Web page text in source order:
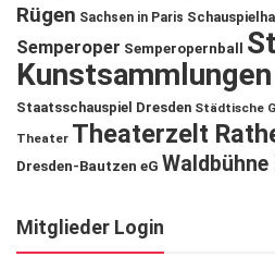
Rügen Sachsen in Paris
Semperoper Semperopernball
Staatsschauspiel Dresden Städtische
Theater Theaterzelt
Dresden-Bautzen eG Waldbühne
Mitglieder Login